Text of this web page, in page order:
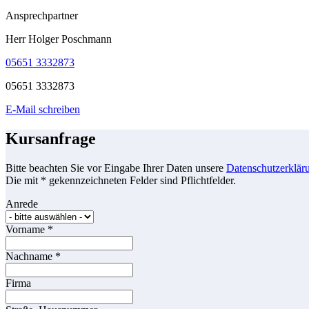
Ansprechpartner
Herr Holger Poschmann
05651 3332873
05651 3332873
E-Mail schreiben
Kursanfrage
Bitte beachten Sie vor Eingabe Ihrer Daten unsere
Die mit * gekennzeichneten Felder sind Pflichtfelder.
Anrede
Vorname *
Nachname *
Firma